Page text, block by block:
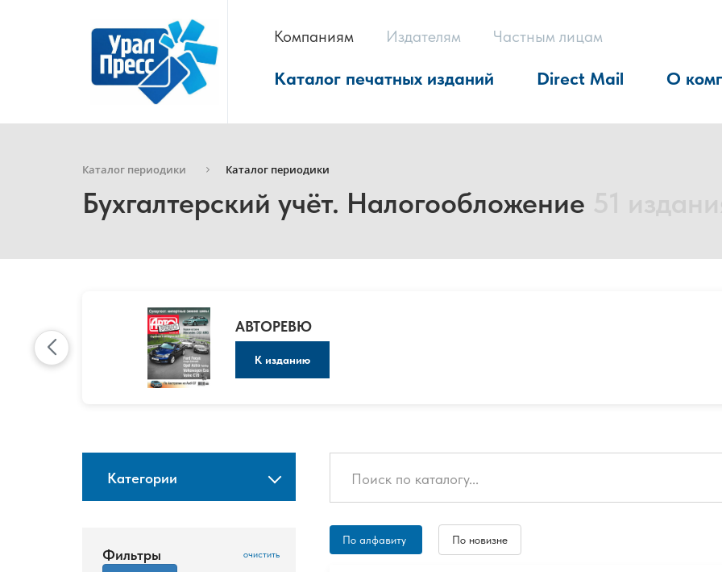
Компаниям Издателям Частным лицам
Каталог печатных изданий Direct Mail О
Каталог периодики Каталог периодики
Бухгалтерский учёт. Налогообложение
АВТОРЕВЮ
К изданию
Категории
Фильтры
По алфавиту По новизне